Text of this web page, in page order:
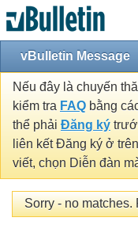
vBulletin Message
Nếu đây là chuyến
kiểm tra FAQ bằng
thể phải Đăng ký
liên kết Đăng ký ở
viết, chọn Diễn đàn
Sorry - no matches.